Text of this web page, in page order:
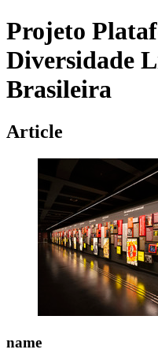
Projeto
Diversidade
Brasileira
Article
name